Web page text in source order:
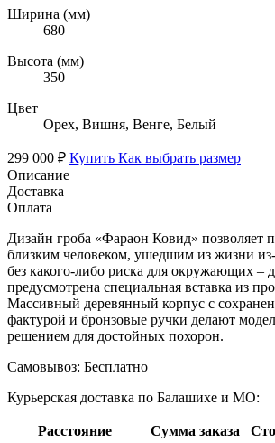
Ширина (мм)
680
Высота (мм)
350
Цвет
Орех, Вишня, Венге, Белый
299 000 ₽ Купить Как выбрать размер
Описание
Доставка
Оплата
Дизайн гроба «Фараон Ковид» позволяет
близким человеком, ушедшим из жизни из-
без какого-либо риска для окружающих –
предусмотрена специальная вставка из
Массивный деревянный корпус с
фактурой и бронзовые ручки делают
решением для достойных похорон.
Самовывоз: Бесплатно
Курьерская доставка по Балашихе и МО:
Расстояние Сумма заказа